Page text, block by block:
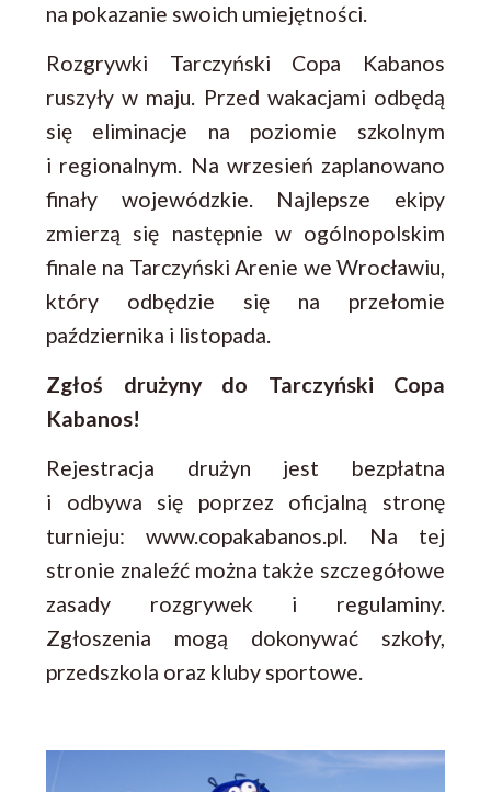
na pokazanie swoich umiejętności.
Rozgrywki Tarczyński Copa Kabanos
ruszyły w maju. Przed wakacjami odbędą
się eliminacje na poziomie szkolnym
i regionalnym. Na wrzesień zaplanowano
finały wojewódzkie. Najlepsze ekipy
zmierzą się następnie w ogólnopolskim
finale na Tarczyński Arenie we Wrocławiu,
który odbędzie się na przełomie
października i listopada.
Zgłoś drużyny do Tarczyński Copa
Kabanos!
Rejestracja drużyn jest bezpłatna
i odbywa się poprzez oficjalną stronę
turnieju: www.copakabanos.pl. Na tej
stronie znaleźć można także szczegółowe
zasady rozgrywek i regulaminy.
Zgłoszenia mogą dokonywać szkoły,
przedszkola oraz kluby sportowe.